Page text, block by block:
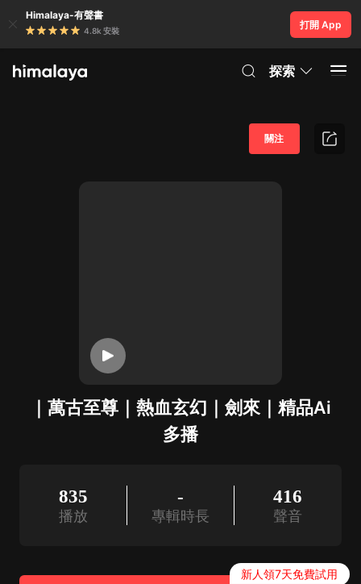
Himalaya-有聲書
4.8k 安裝
打開 App
探索
｜萬古至尊｜熱血玄幻｜劍來｜精品Ai
多播
關注
835
播放
-
專輯時長
416
聲音
新人領7天免費試用